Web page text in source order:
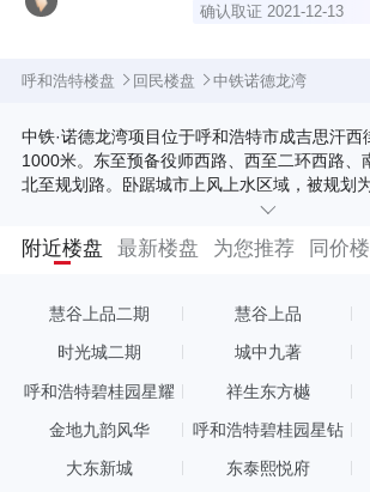
确认取证 2021-12-13
呼和浩特楼盘 回民楼盘 中铁诺德龙湾
中铁·诺德龙湾项目位于呼和浩特市成吉思汗
1000米。东至预备役师西路、西至二环西路、
北至规划路。卧踞城市上风上水区域，被规划
发展的核心区域。项目宗地形状规整，交通路
铁·诺德龙湾传承中国中铁打造的诺德精臻系列
富充裕及渴求改善的客户圈群，使之将财富与
湾的一隅。 首期开放独栋、双拼、联排和部分
车分流规划，超大楼间距规划，超高赠送率低
在售双拼低密度产品，万达核心商圈低密度产
市二环线内在售低密度产品项目。五重安防系
风誉墅，欧式建筑。独特的台地园林风貌，错
附近楼盘 最新楼盘 为您推荐 同价
慧谷上品二期 慧谷上品
时光城二期 城中九著
呼和浩特碧桂园星耀 祥生东方樾
金地九韵风华 呼和浩特碧桂园星钻
大东新城 东泰熙悦府